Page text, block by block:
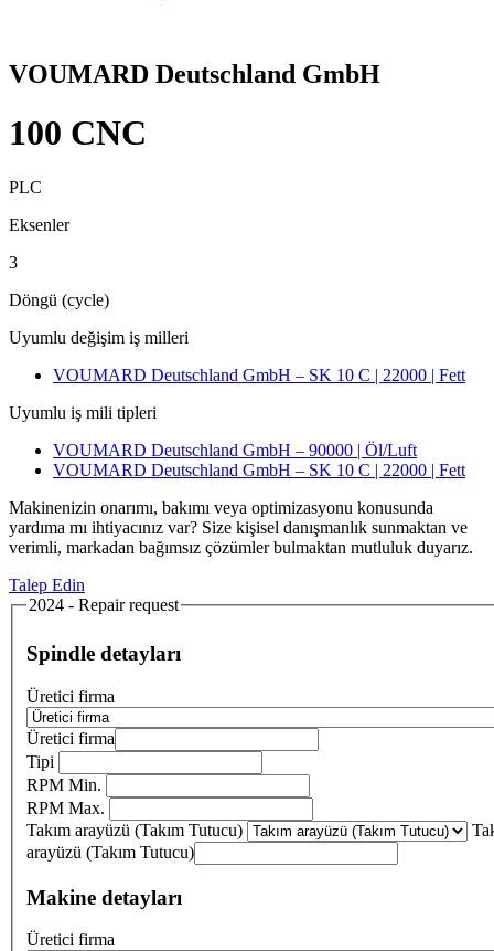
VOUMARD Deutschland GmbH
100 CNC
PLC
Eksenler
3
Döngü (cycle)
Uyumlu değişim iş milleri
VOUMARD Deutschland GmbH – SK 10 C | 22000 | Fett
Uyumlu iş mili tipleri
VOUMARD Deutschland GmbH – 90000 | Öl/Luft
VOUMARD Deutschland GmbH – SK 10 C | 22000 | Fett
Makinenizin onarımı, bakımı veya optimizasyonu konusunda
yardıma mı ihtiyacınız var? Size kişisel danışmanlık sunmaktan ve
verimli, markadan bağımsız çözümler bulmaktan mutluluk duyarız.
Talep Edin
2024 - Repair request
Spindle detayları
Üretici firma
Üretici firma
Tipi
RPM Min.
RPM Max.
Takım arayüzü (Takım Tutucu)
arayüzü (Takım Tutucu)
Makine detayları
Üretici firma